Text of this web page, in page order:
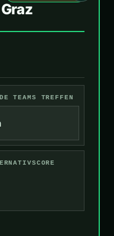
TEAMS TREFFEN